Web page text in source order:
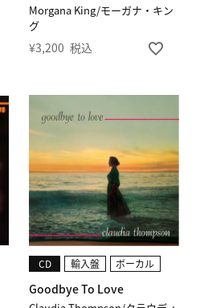
Morgana King/モーガナ・キン
グ
¥3,200 税込
Goodbye To Love
CD 輸入盤 ボーカル